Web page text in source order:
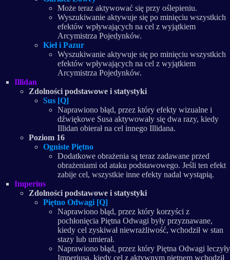
Może teraz aktywować się przy oślepieniu.
Wyszukiwanie aktywuje się po minięciu wszystkich
efektów wpływających na cel z wyjątkiem
Arcymistrza Pojedynków.
Kieł i Pazur
Wyszukiwanie aktywuje się po minięciu wszystkich
efektów wpływających na cel z wyjątkiem
Arcymistrza Pojedynków.
Illidan
Zdolności podstawowe i statystyki
Sus [Q]
Naprawiono błąd, przez który efekty wizualne i
dźwiękowe Susa aktywowały się dwa razy, kiedy
Illidan obierał na cel innego Illidana.
Poziom 16
Ogniste Piętno
Dodatkowe obrażenia są teraz zadawane przed
obrażeniami od ataku podstawowego. Jeśli ten efekt
zabije cel, wszystkie inne efekty nadal wystąpią.
Imperius
Zdolności podstawowe i statystyki
Piętno Odwagi [Q]
Naprawiono błąd, przez który korzyści z
pochłonięcia Piętna Odwagi były przyznawane,
kiedy cel zyskiwał niewrażliwość, wchodził w stan
stazy lub umierał.
Naprawiono błąd, przez który Piętna Odwagi leczyły
Imperiusa, kiedy cel z aktywnym piętnem wchodził